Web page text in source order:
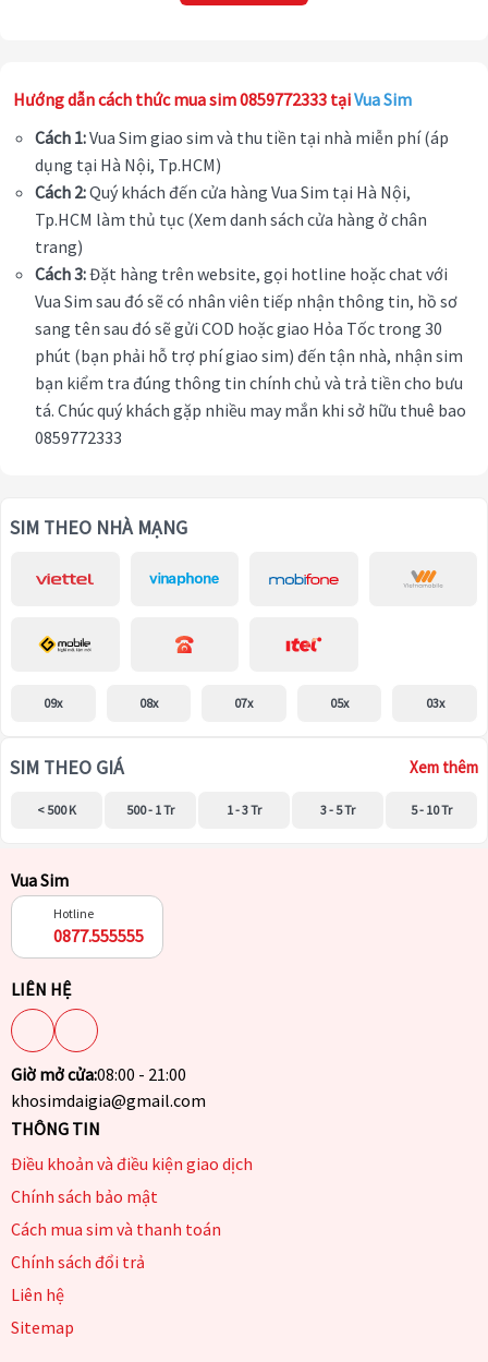
Hướng dẫn cách thức mua sim 0859772333 tạiVua Sim
Cách 1:Vua Sim giao sim và thu tiền tại nhà miễn phí (áp
dụng tại Hà Nội, Tp.HCM)
Cách 2:Quý khách đến cửa hàng Vua Sim tại Hà Nội,
Tp.HCM làm thủ tục (Xem danh sách cửa hàng ở chân
trang)
Cách 3:Đặt hàng trên website, gọi hotline hoặc chat với
Vua Sim sau đó sẽ có nhân viên tiếp nhận thông tin, hồ sơ
sang tên sau đó sẽ gửi COD hoặc giao Hỏa Tốc trong 30
phút (bạn phải hỗ trợ phí giao sim) đến tận nhà, nhận sim
bạn kiểm tra đúng thông tin chính chủ và trả tiền cho bưu
tá. Chúc quý khách gặp nhiều may mắn khi sở hữu thuê bao
0859772333
SIM THEO NHÀ MẠNG
09x 08x 07x 05x 03x
SIM THEO GIÁ Xem thêm
< 500 K 500 - 1 Tr 1 - 3 Tr 3 - 5 Tr 5 - 10 Tr
Vua Sim
Hotline
0877.555555
LIÊN HỆ
Giờ mở cửa:08:00 - 21:00
khosimdaigia@gmail.com
THÔNG TIN
Điều khoản và điều kiện giao dịch
Chính sách bảo mật
Cách mua sim và thanh toán
Chính sách đổi trả
Liên hệ
Sitemap